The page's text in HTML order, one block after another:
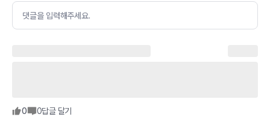
댓글을 입력해주세요.
0 0답글 달기